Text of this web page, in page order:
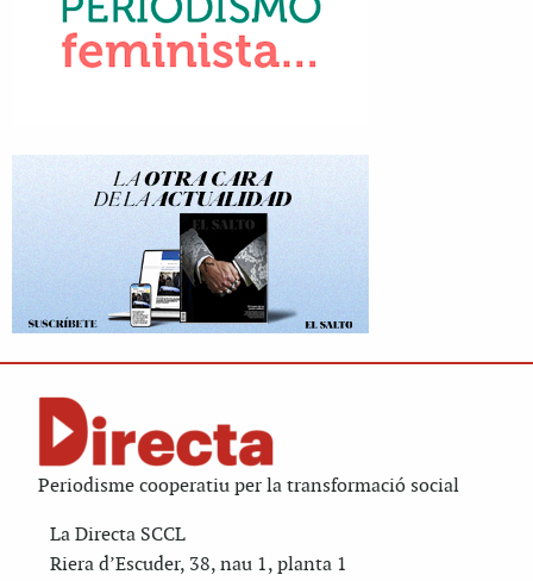
Periodisme cooperatiu per la transformació social
La Directa SCCL
Riera d’Escuder, 38, nau 1, planta 1